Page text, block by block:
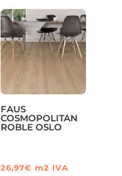
FAUS
COSMOPOLITAN
ROBLE OSLO
26,97€ m2 IVA